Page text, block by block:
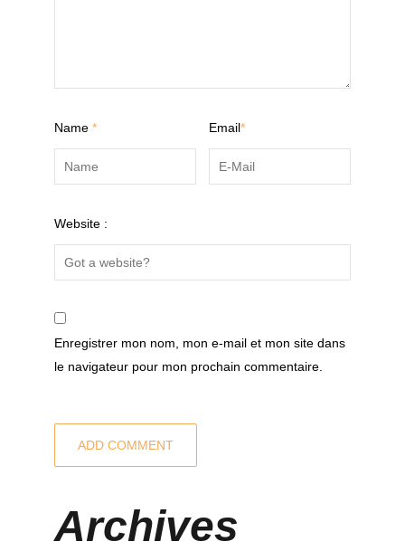
Name * Email*
Website :
Enregistrer mon nom, mon e-mail et mon site dans
le navigateur pour mon prochain commentaire.
Archives